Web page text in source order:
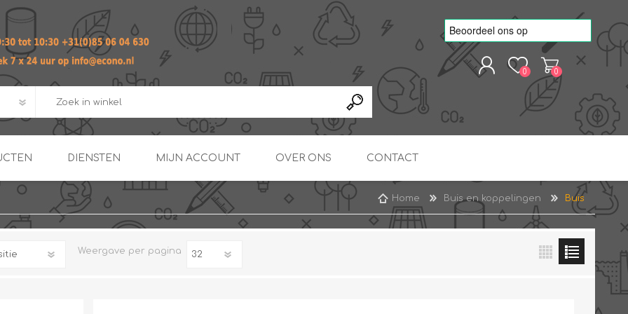
0 0
BUIS EN
DOORSTROOMVERWARMERSMETEN & REGELEN ONDERDELEN
DIENSTEN
ADVIES EN ONTWERP PAKKET
van afgeronde projecten
TNO Precisie
onderzoeks doorstromer
inzetten voor warm water
SECOND OPINION
MIJN ACCOUNT OVER ONS CONTACT
Home Buis en koppelingen Buis
Weergave per pagina